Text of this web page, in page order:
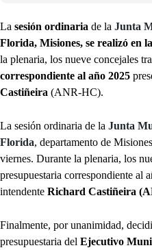
La sesión ordinaria de la Junta
Florida, Misiones, se realizó en
la plenaria, los nueve concejales
correspondiente al año 2025
Castiñeira (ANR-HC).
La sesión ordinaria de la Junta
Florida, departamento de
viernes. Durante la plenaria, los
presupuestaria correspondiente al
intendente Richard Castiñeira
Finalmente, por unanimidad,
presupuestaria del Ejecutivo